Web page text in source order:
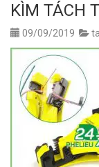
KÌM TÁCH
09/09/2019